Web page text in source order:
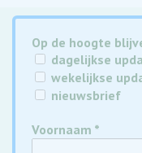
Op de hoogte
dagelijkse
wekelijkse
nieuwsbrief
Voornaam *